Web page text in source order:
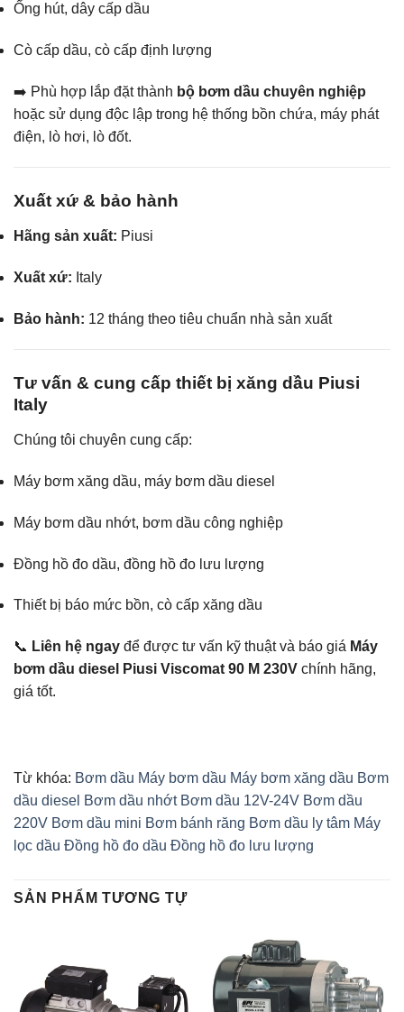
Ống hút, dây cấp dầu
Cò cấp dầu, cò cấp định lượng
➡️ Phù hợp lắp đặt thành bộ bơm dầu chuyên nghiệp
hoặc sử dụng độc lập trong hệ thống bồn chứa, máy phát
điện, lò hơi, lò đốt.
Xuất xứ & bảo hành
Hãng sản xuất: Piusi
Xuất xứ: Italy
Bảo hành: 12 tháng theo tiêu chuẩn nhà sản xuất
Tư vấn & cung cấp thiết bị xăng dầu Piusi
Italy
Chúng tôi chuyên cung cấp:
Máy bơm xăng dầu, máy bơm dầu diesel
Máy bơm dầu nhớt, bơm dầu công nghiệp
Đồng hồ đo dầu, đồng hồ đo lưu lượng
Thiết bị báo mức bồn, cò cấp xăng dầu
📞 Liên hệ ngay để được tư vấn kỹ thuật và báo giá Máy
bơm dầu diesel Piusi Viscomat 90 M 230V chính hãng,
giá tốt.
Từ khóa: Bơm dầu Máy bơm dầu Máy bơm xăng dầu Bơm
dầu diesel Bơm dầu nhớt Bơm dầu 12V-24V Bơm dầu
220V Bơm dầu mini Bơm bánh răng Bơm dầu ly tâm Máy
lọc dầu Đồng hồ đo dầu Đồng hồ đo lưu lượng
SẢN PHẨM TƯƠNG TỰ